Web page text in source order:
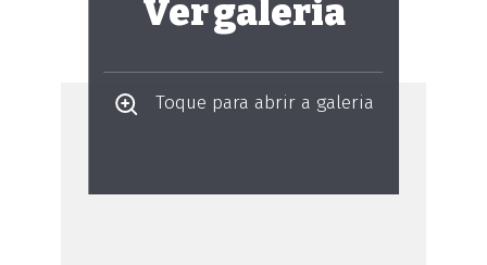
Ver galeria
Toque para abrir a galeria